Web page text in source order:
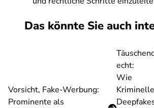
Das könnte Sie auch
Vorsicht, Fake-Werbung:
Prominente als
echt:
Wie
Kriminelle